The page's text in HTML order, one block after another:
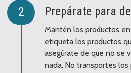
Prepárate para
Mantén los productos
etiqueta los productos
asegúrate de que no se
nada. No transportes los